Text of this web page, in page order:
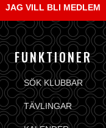
JAG VILL BLI MEDLEM
FUNKTIONER
SÖK KLUBBAR
TÄVLINGAR